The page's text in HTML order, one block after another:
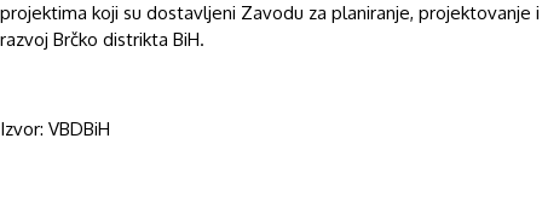
projektima koji su dostavljeni Zavodu za planiranje, projektovanje i
razvoj Brčko distrikta BiH.
Izvor: VBDBiH